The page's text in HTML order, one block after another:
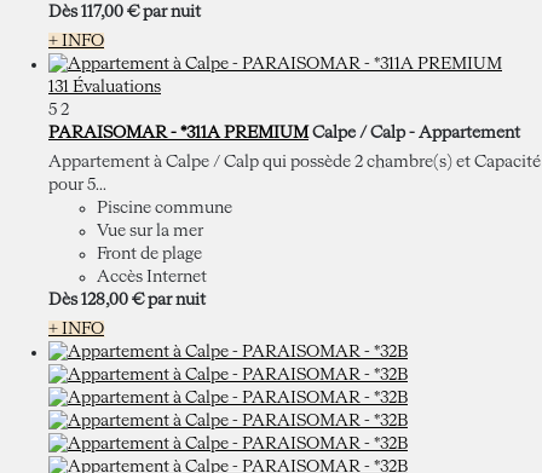
Dès 117,00 € par nuit
+ INFO
131 Évaluations
5 2
PARAISOMAR - *311A PREMIUM Calpe / Calp - Appartement
Appartement à Calpe / Calp qui possède 2 chambre(s) et Capacité
pour 5...
Piscine commune
Vue sur la mer
Front de plage
Accès Internet
Dès 128,00 € par nuit
+ INFO